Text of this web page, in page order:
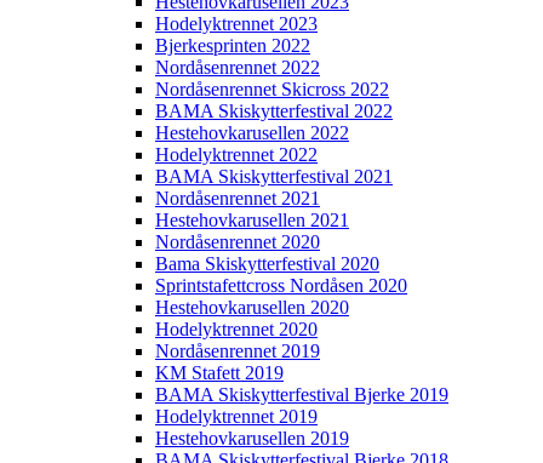
Hodelyktrennet 2023
Bjerkesprinten 2022
Nordåsenrennet 2022
Nordåsenrennet Skicross 2022
BAMA Skiskytterfestival 2022
Hestehovkarusellen 2022
Hodelyktrennet 2022
BAMA Skiskytterfestival 2021
Nordåsenrennet 2021
Hestehovkarusellen 2021
Nordåsenrennet 2020
Bama Skiskytterfestival 2020
Sprintstafettcross Nordåsen 2020
Hestehovkarusellen 2020
Hodelyktrennet 2020
Nordåsenrennet 2019
KM Stafett 2019
BAMA Skiskytterfestival Bjerke 2019
Hodelyktrennet 2019
Hestehovkarusellen 2019